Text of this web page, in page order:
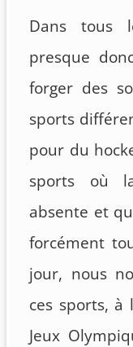
Dans tous
presque
forger des
sports
pour du
sports où
absente et
forcément
jour, nous
ces sports, à
Jeux